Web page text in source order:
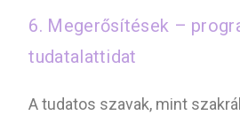
6. Megerősítések –
tudatalattidat
A tudatos szavak, mint